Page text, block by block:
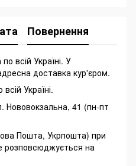
Повернення
всій Україні. У
доставка кур'єром.
Україні.
Нововокзальна, 41 (пн-пт
Пошта, Укрпошта) при
розповсюджується на